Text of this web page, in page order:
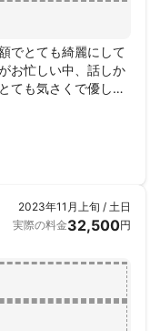
でとても綺麗にして
お忙しい中、話しか
ても気さくで優しい
2023年11月上旬 / 土日
実際の料金32,500円